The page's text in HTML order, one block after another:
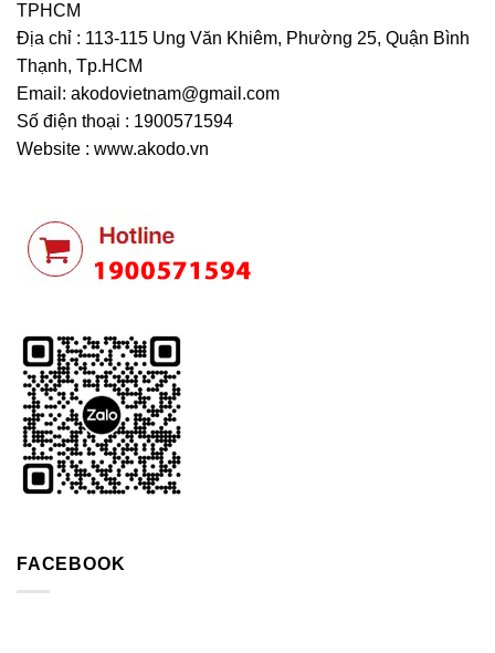
TPHCM
Địa chỉ : 113-115 Ung Văn Khiêm, Phường 25, Quận Bình
Thạnh, Tp.HCM
Email: akodovietnam@gmail.com
Số điện thoại : 1900571594
Website : www.akodo.vn
FACEBOOK